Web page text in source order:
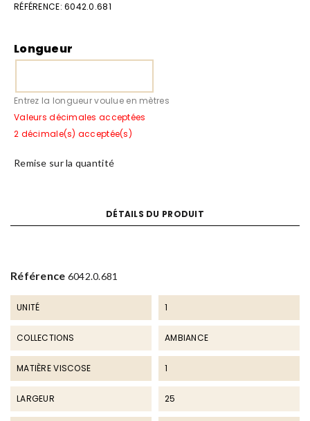
RÉFÉRENCE: 6042.0.681
Longueur
Entrez la longueur voulue en mètres
Valeurs décimales acceptées
2 décimale(s) acceptée(s)
Remise sur la quantité
DÉTAILS DU PRODUIT
Référence 6042.0.681
UNITÉ
COLLECTIONS
MATIÈRE VISCOSE
LARGEUR
1
AMBIANCE
1
25